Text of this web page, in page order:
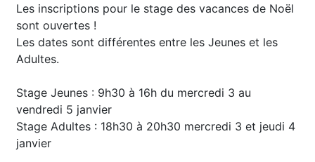
Les inscriptions pour le stage des vacances de Noël
sont ouvertes !
Les dates sont différentes entre les Jeunes et les
Adultes.
Stage Jeunes : 9h30 à 16h du mercredi 3 au
vendredi 5 janvier
Stage Adultes : 18h30 à 20h30 mercredi 3 et jeudi 4
janvier